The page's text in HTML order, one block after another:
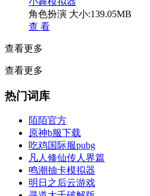
角色扮演 大小:139.05MB
查 看
查看更多
查看更多
热门词库
陌陌官方
原神b服下载
吃鸡国际服pubg
凡人修仙传人界篇
鸣潮抽卡模拟器
明日之后云游戏